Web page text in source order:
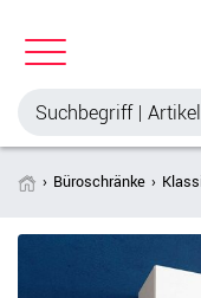
Büroschränke